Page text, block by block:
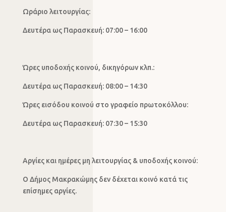
Ωράριο λειτουργίας:
Δευτέρα ως Παρασκευή: 07:00 – 16:00
Ώρες υποδοχής κοινού, δικηγόρων κλπ.:
Δευτέρα ως Παρασκευή: 08:00 – 14:30
Ώρες εισόδου κοινού στο γραφείο πρωτοκόλλου:
Δευτέρα ως Παρασκευή: 07:30 – 15:30
Αργίες και ημέρες μη λειτουργίας & υποδοχής κοινού:
Ο Δήμος Μακρακώμης δεν δέχεται κοινό κατά τις
επίσημες αργίες.